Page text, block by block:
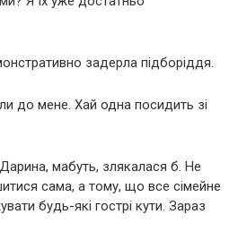
задерла підборіддя.
до мене. Хай одна посидить зі
мабуть, злякалася б. Не
сама, а тому, що все сімейне
будь-які гострі кути. Зараз